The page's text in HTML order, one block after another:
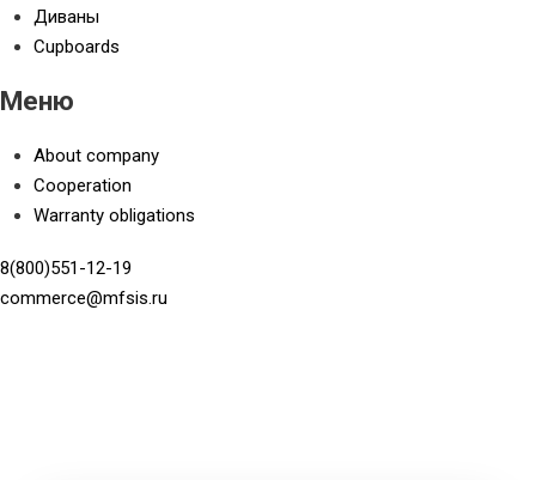
Диваны
Cupboards
Меню
About company
Cooperation
Warranty obligations
8(800)551-12-19
commerce@mfsis.ru